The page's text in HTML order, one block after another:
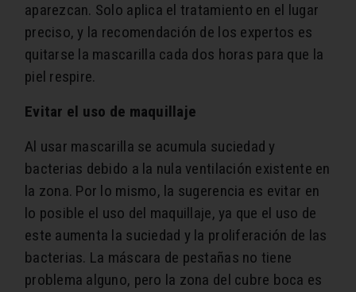
aparezcan. Solo aplica el tratamiento en el lugar
preciso, y la recomendación de los expertos es
quitarse la mascarilla cada dos horas para que la
piel respire.
Evitar el uso de maquillaje
Al usar mascarilla se acumula suciedad y
bacterias debido a la nula ventilación existente en
la zona. Por lo mismo, la sugerencia es evitar en
lo posible el uso del maquillaje, ya que el uso de
este aumenta la suciedad y la proliferación de las
bacterias. La máscara de pestañas no tiene
problema alguno, pero la zona del cubre boca es